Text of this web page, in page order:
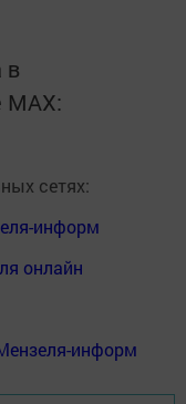
в
MАХ:
сетях:
информ
онлайн
информ